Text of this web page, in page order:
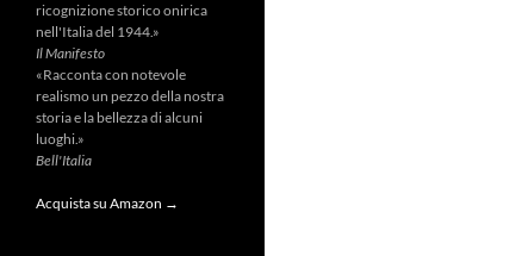
ricognizione storico onirica
nell'Italia del 1944.»
Il Manifesto
«Racconta con notevole
realismo un pezzo della nostra
storia e la bellezza di alcuni
luoghi.»
Bell'Italia
Acquista su Amazon →